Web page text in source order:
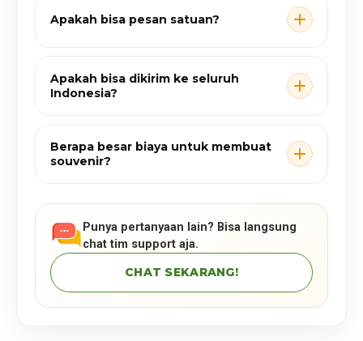
Apakah bisa pesan satuan?
Apakah bisa dikirim ke seluruh
Indonesia?
Berapa besar biaya untuk membuat
souvenir?
Punya pertanyaan lain? Bisa langsung
chat tim support aja.
CHAT SEKARANG!